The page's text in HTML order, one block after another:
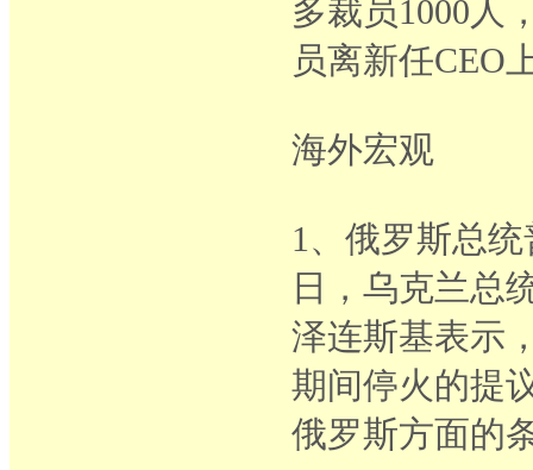
多裁员1000人
员离新任CEO
海外宏观
1、俄罗斯总
日，乌克兰总
泽连斯基表示
期间停火的提
俄罗斯方面的